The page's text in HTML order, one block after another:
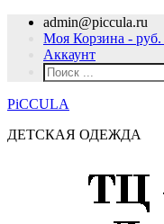
admin@piccula.ru
Моя Корзина - руб.
Аккаунт
PiCCULA
ДЕТСКАЯ ОДЕЖДА